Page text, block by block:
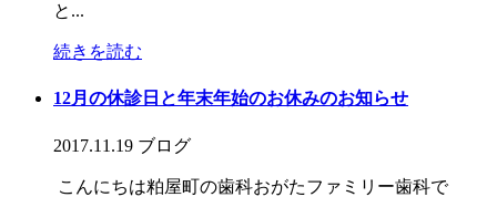
と...
続きを読む
12月の休診日と年末年始のお休みのお知らせ
2017.11.19 ブログ
こんにちは粕屋町の歯科おがたファミリー歯科で